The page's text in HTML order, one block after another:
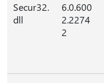
Secur32.
dll
6.0.600
2.2274
2